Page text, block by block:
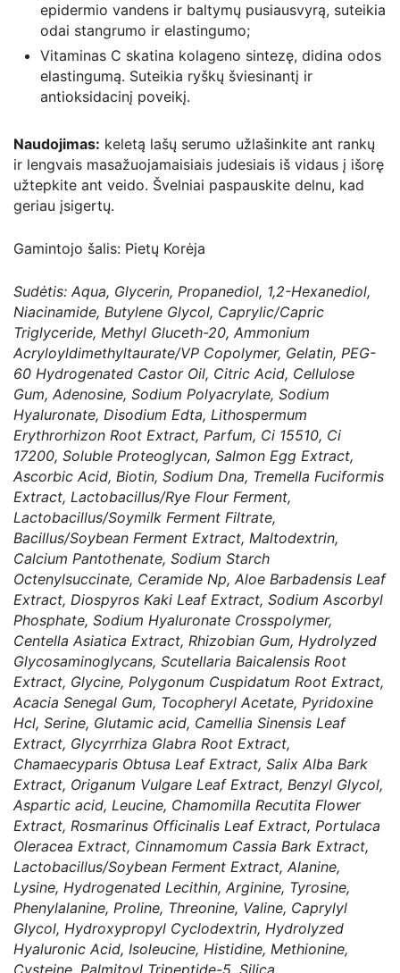
epidermio vandens ir baltymų pusiausvyrą, suteikia
odai stangrumo ir elastingumo;
Vitaminas C skatina kolageno sintezę, didina odos
elastingumą. Suteikia ryškų šviesinantį ir
antioksidacinį poveikį.
Naudojimas: keletą lašų serumo užlašinkite ant rankų
ir lengvais masažuojamaisiais judesiais iš vidaus į išorę
užtepkite ant veido. Švelniai paspauskite delnu, kad
geriau įsigertų.
Gamintojo šalis: Pietų Korėja
Sudėtis: Aqua, Glycerin, Propanediol, 1,2-Hexanediol,
Niacinamide, Butylene Glycol, Caprylic/Capric
Triglyceride, Methyl Gluceth-20, Ammonium
Acryloyldimethyltaurate/VP Copolymer, Gelatin, PEG-
60 Hydrogenated Castor Oil, Citric Acid, Cellulose
Gum, Adenosine, Sodium Polyacrylate, Sodium
Hyaluronate, Disodium Edta, Lithospermum
Erythrorhizon Root Extract, Parfum, Ci 15510, Ci
17200, Soluble Proteoglycan, Salmon Egg Extract,
Ascorbic Acid, Biotin, Sodium Dna, Tremella Fuciformis
Extract, Lactobacillus/Rye Flour Ferment,
Lactobacillus/Soymilk Ferment Filtrate,
Bacillus/Soybean Ferment Extract, Maltodextrin,
Calcium Pantothenate, Sodium Starch
Octenylsuccinate, Ceramide Np, Aloe Barbadensis Leaf
Extract, Diospyros Kaki Leaf Extract, Sodium Ascorbyl
Phosphate, Sodium Hyaluronate Crosspolymer,
Centella Asiatica Extract, Rhizobian Gum, Hydrolyzed
Glycosaminoglycans, Scutellaria Baicalensis Root
Extract, Glycine, Polygonum Cuspidatum Root Extract,
Acacia Senegal Gum, Tocopheryl Acetate, Pyridoxine
Hcl, Serine, Glutamic acid, Camellia Sinensis Leaf
Extract, Glycyrrhiza Glabra Root Extract,
Chamaecyparis Obtusa Leaf Extract, Salix Alba Bark
Extract, Origanum Vulgare Leaf Extract, Benzyl Glycol,
Aspartic acid, Leucine, Chamomilla Recutita Flower
Extract, Rosmarinus Officinalis Leaf Extract, Portulaca
Oleracea Extract, Cinnamomum Cassia Bark Extract,
Lactobacillus/Soybean Ferment Extract, Alanine,
Lysine, Hydrogenated Lecithin, Arginine, Tyrosine,
Phenylalanine, Proline, Threonine, Valine, Caprylyl
Glycol, Hydroxypropyl Cyclodextrin, Hydrolyzed
Hyaluronic Acid, Isoleucine, Histidine, Methionine,